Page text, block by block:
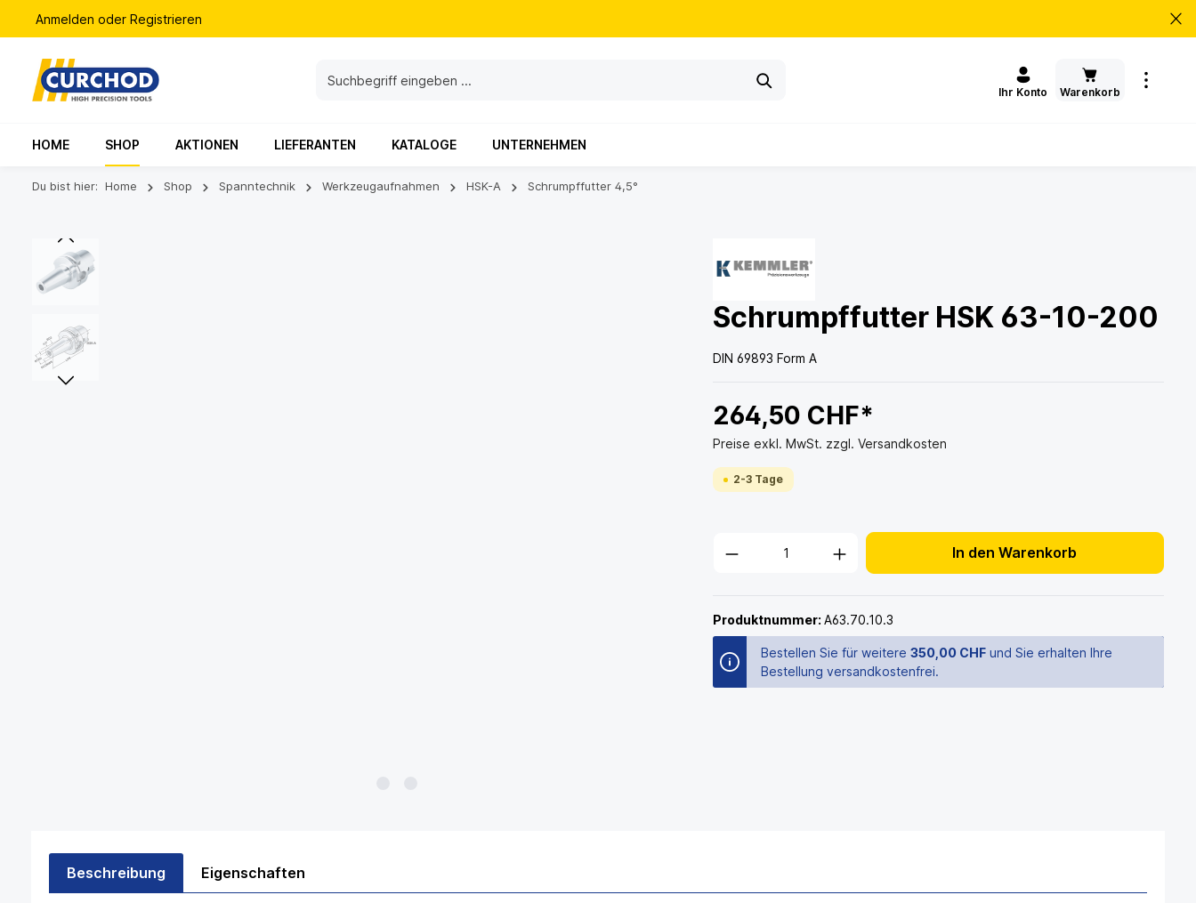
Anmelden oder Registrieren
Ihr Konto Warenkorb
HOME SHOP AKTIONEN LIEFERANTEN KATALOGE UNTERNEHMEN
Du bist hier: Home Shop Spanntechnik Werkzeugaufnahmen HSK-A Schrumpffutter 4,5°
Schrumpffutter HSK 63-10-200
DIN 69893 Form A
264,50 CHF*
Preise exkl. MwSt. zzgl. Versandkosten
2-3 Tage
In den Warenkorb
Produktnummer:A63.70.10.3
Bestellen Sie für weitere350,00 CHF und Sie erhalten Ihre
Bestellung versandkostenfrei.
Beschreibung Eigenschaften